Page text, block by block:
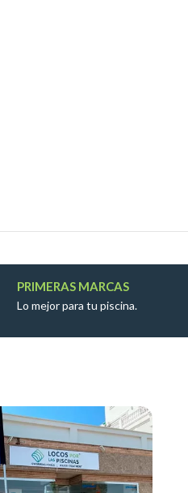
PRIMERAS MARCAS
Lo mejor para tu piscina.